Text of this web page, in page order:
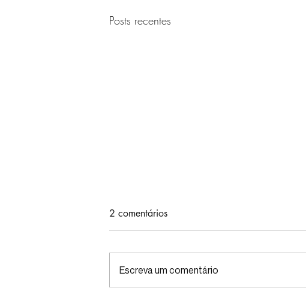
Posts recentes
2 comentários
Escreva um comentário